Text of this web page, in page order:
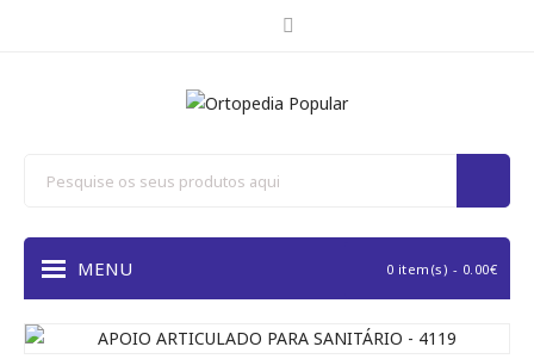
0 item(s) - 0.00€
MENU